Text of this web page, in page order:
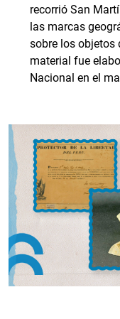
recorrió San
las marcas
sobre los objetos
material fue
Nacional en el